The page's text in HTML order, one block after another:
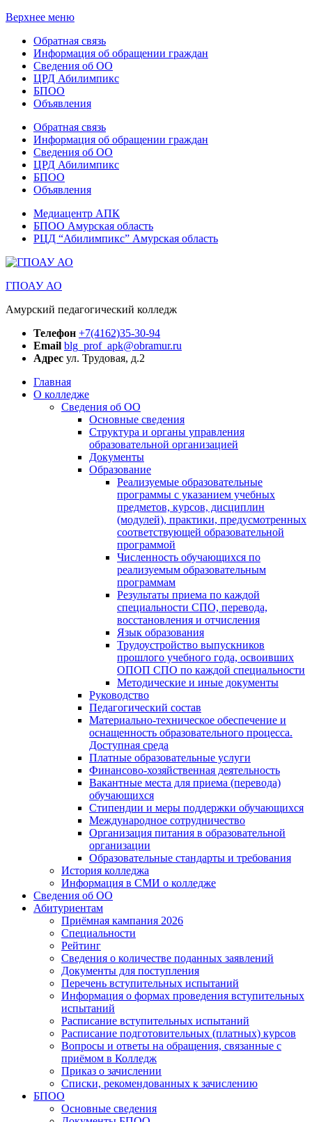
Верхнее меню
Обратная связь
Информация об обращении граждан
Сведения об ОО
ЦРД Абилимпикс
БПОО
Объявления
Обратная связь
Информация об обращении граждан
Сведения об ОО
ЦРД Абилимпикс
БПОО
Объявления
Медиацентр АПК
БПОО Амурская область
РЦД “Абилимпикс” Амурская область
ГПОАУ АО
Амурский педагогический колледж
Телефон +7(4162)35-30-94
Email blg_prof_apk@obramur.ru
Адрес ул. Трудовая, д.2
Главная
О колледже
Сведения об ОО
Основные сведения
Структура и органы управления
образовательной организацией
Документы
Образование
Реализуемые образовательные
программы с указанием учебных
предметов, курсов, дисциплин
(модулей), практики, предусмотренных
соответствующей образовательной
программой
Численность обучающихся по
реализуемым образовательным
программам
Результаты приема по каждой
специальности СПО, перевода,
восстановления и отчисления
Язык образования
Трудоустройство выпускников
прошлого учебного года, освоивших
ОПОП СПО по каждой специальности
Методические и иные документы
Руководство
Педагогический состав
Материально-техническое обеспечение и
оснащенность образовательного процесса.
Доступная среда
Платные образовательные услуги
Финансово-хозяйственная деятельность
Вакантные места для приема (перевода)
обучающихся
Стипендии и меры поддержки обучающихся
Международное сотрудничество
Организация питания в образовательной
организации
Образовательные стандарты и требования
История колледжа
Информация в СМИ о колледже
Сведения об ОО
Абитуриентам
Приёмная кампания 2026
Специальности
Рейтинг
Сведения о количестве поданных заявлений
Документы для поступления
Перечень вступительных испытаний
Информация о формах проведения вступительных
испытаний
Расписание вступительных испытаний
Расписание подготовительных (платных) курсов
Вопросы и ответы на обращения, связанные с
приёмом в Колледж
Приказ о зачислении
Списки, рекомендованных к зачислению
БПОО
Основные сведения